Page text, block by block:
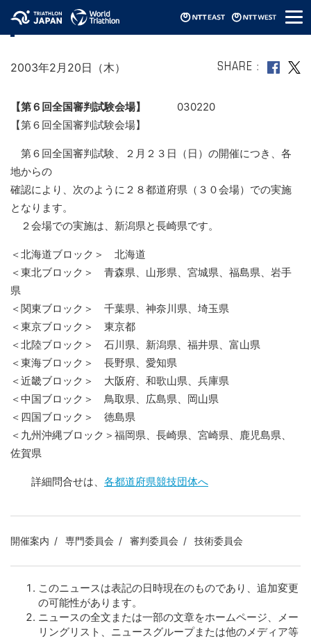
メ
ニ
第６回全国審判試験会場
2003年2月20日（木） SHARE
【第６回全国審判試験会場】
030220
【第６回全国審判試験会場】
第６回全国審判試験、２月２３日（日）の開催につき、各
地からの
確認により、次のように２８都道府県（３０会場）での実施
となります。
２会場での実施は、新潟県と長崎県です。
＜北海道ブロック＞ 北海道
＜東北ブロック＞ 青森県、山形県、宮城県、福島県、岩手
県
＜関東ブロック＞ 千葉県、神奈川県、埼玉県
＜東京ブロック＞ 東京都
＜北陸ブロック＞ 石川県、新潟県、福井県、富山県
＜東海ブロック＞ 長野県、愛知県
＜近畿ブロック＞ 大阪府、和歌山県、兵庫県
＜中国ブロック＞ 鳥取県、広島県、岡山県
＜四国ブロック＞ 徳島県
＜九州沖縄ブロック＞福岡県、長崎県、宮崎県、鹿児島県、
佐賀県
詳細問合せは、 各都道府県競技団体へ
開催案内 専門委員会 審判委員会 技術委員会
このニュースは表記の日時現在のものであり、追加変更
の可能性があります。
ニュースの全文または一部の文章をホームページ、メー
リングリスト、ニュースグループまたは他のメディア等